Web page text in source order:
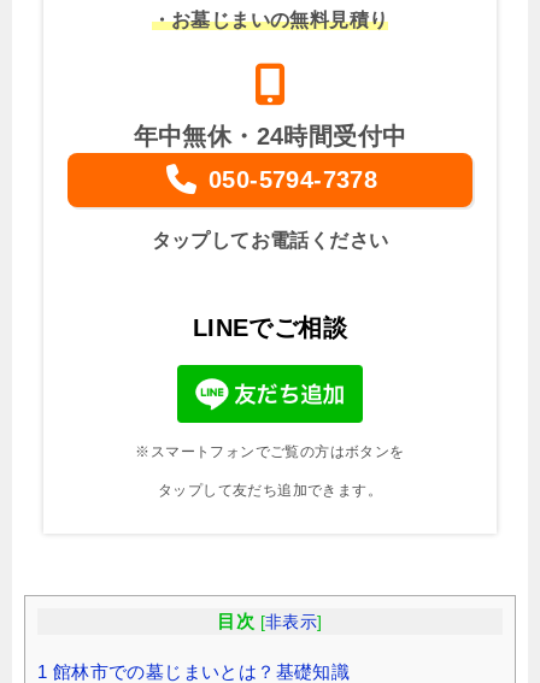
・お墓じまいの無料見積り
年中無休・24時間受付中
050-5794-7378
タップしてお電話ください
LINEでご相談
※スマートフォンでご覧の方はボタンを
タップして友だち追加できます。
目次 [非表示]
1 館林市での墓じまいとは？基礎知識